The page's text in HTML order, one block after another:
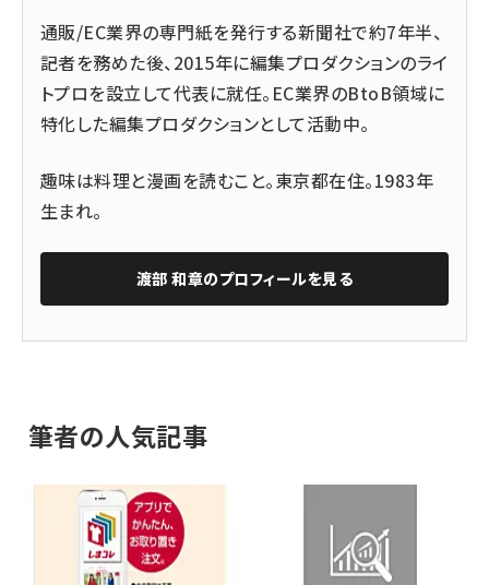
通販/EC業界の専門紙を発行する新聞社で約7年半、
記者を務めた後、2015年に編集プロダクションのライ
トプロを設立して代表に就任。EC業界のBtoB領域に
特化した編集プロダクションとして活動中。
趣味は料理と漫画を読むこと。東京都在住。1983年
生まれ。
渡部 和章のプロフィールを見る
筆者の人気記事